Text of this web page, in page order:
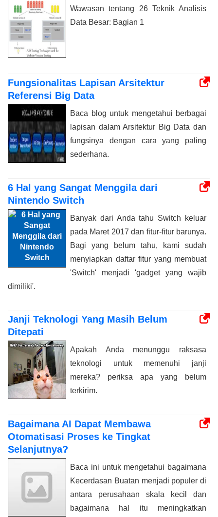
Wawasan tentang 26 Teknik Analisis
Data Besar: Bagian 1
Fungsionalitas Lapisan Arsitektur
Referensi Big Data
Baca blog untuk mengetahui berbagai
lapisan dalam Arsitektur Big Data dan
fungsinya dengan cara yang paling
sederhana.
6 Hal yang Sangat Menggila dari
Nintendo Switch
Banyak dari Anda tahu Switch keluar
pada Maret 2017 dan fitur-fitur barunya.
Bagi yang belum tahu, kami sudah
menyiapkan daftar fitur yang membuat
'Switch' menjadi 'gadget yang wajib
dimiliki'.
Janji Teknologi Yang Masih Belum
Ditepati
Apakah Anda menunggu raksasa
teknologi untuk memenuhi janji
mereka? periksa apa yang belum
terkirim.
Bagaimana AI Dapat Membawa
Otomatisasi Proses ke Tingkat
Selanjutnya?
Baca ini untuk mengetahui bagaimana
Kecerdasan Buatan menjadi populer di
antara perusahaan skala kecil dan
bagaimana hal itu meningkatkan